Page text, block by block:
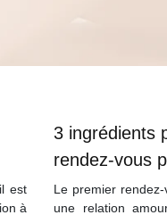
est
à
3 ingrédients
rendez-vous
Le premier
une relation